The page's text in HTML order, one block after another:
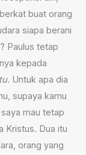
buat orang
siapa berani
Paulus tetap
kepada
. Untuk apa dia
supaya kamu
mau tetap
Kristus. Dua itu
orang yang